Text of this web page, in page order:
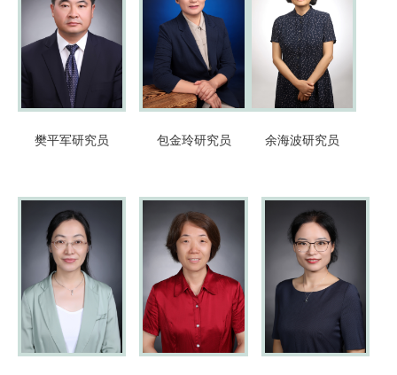
樊平军研究员 包金玲研究员 余海波研究员